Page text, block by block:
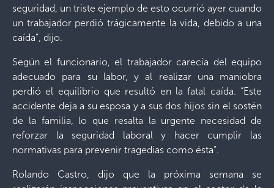
seguridad, un triste ejemplo de esto ocurrió ayer cuando
un trabajador perdió trágicamente la vida, debido a una
caída”, dijo.
Según el funcionario, el trabajador carecía del equipo
adecuado para su labor, y al realizar una maniobra
perdió el equilibrio que resultó en la fatal caída. “Este
accidente deja a su esposa y a sus dos hijos sin el sostén
de la familia, lo que resalta la urgente necesidad de
reforzar la seguridad laboral y hacer cumplir las
normativas para prevenir tragedias como ésta”.
Rolando Castro, dijo que la próxima semana se